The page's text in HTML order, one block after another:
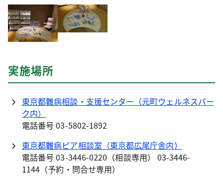
実施場所
東京都難病相談・支援センター（元町ウェルネスパー
ク内）
電話番号 03-5802-1892
東京都難病ピア相談室（東京都広尾庁舎内）
電話番号 03-3446-0220（相談専用） 03-3446-
1144（予約・問合せ専用）